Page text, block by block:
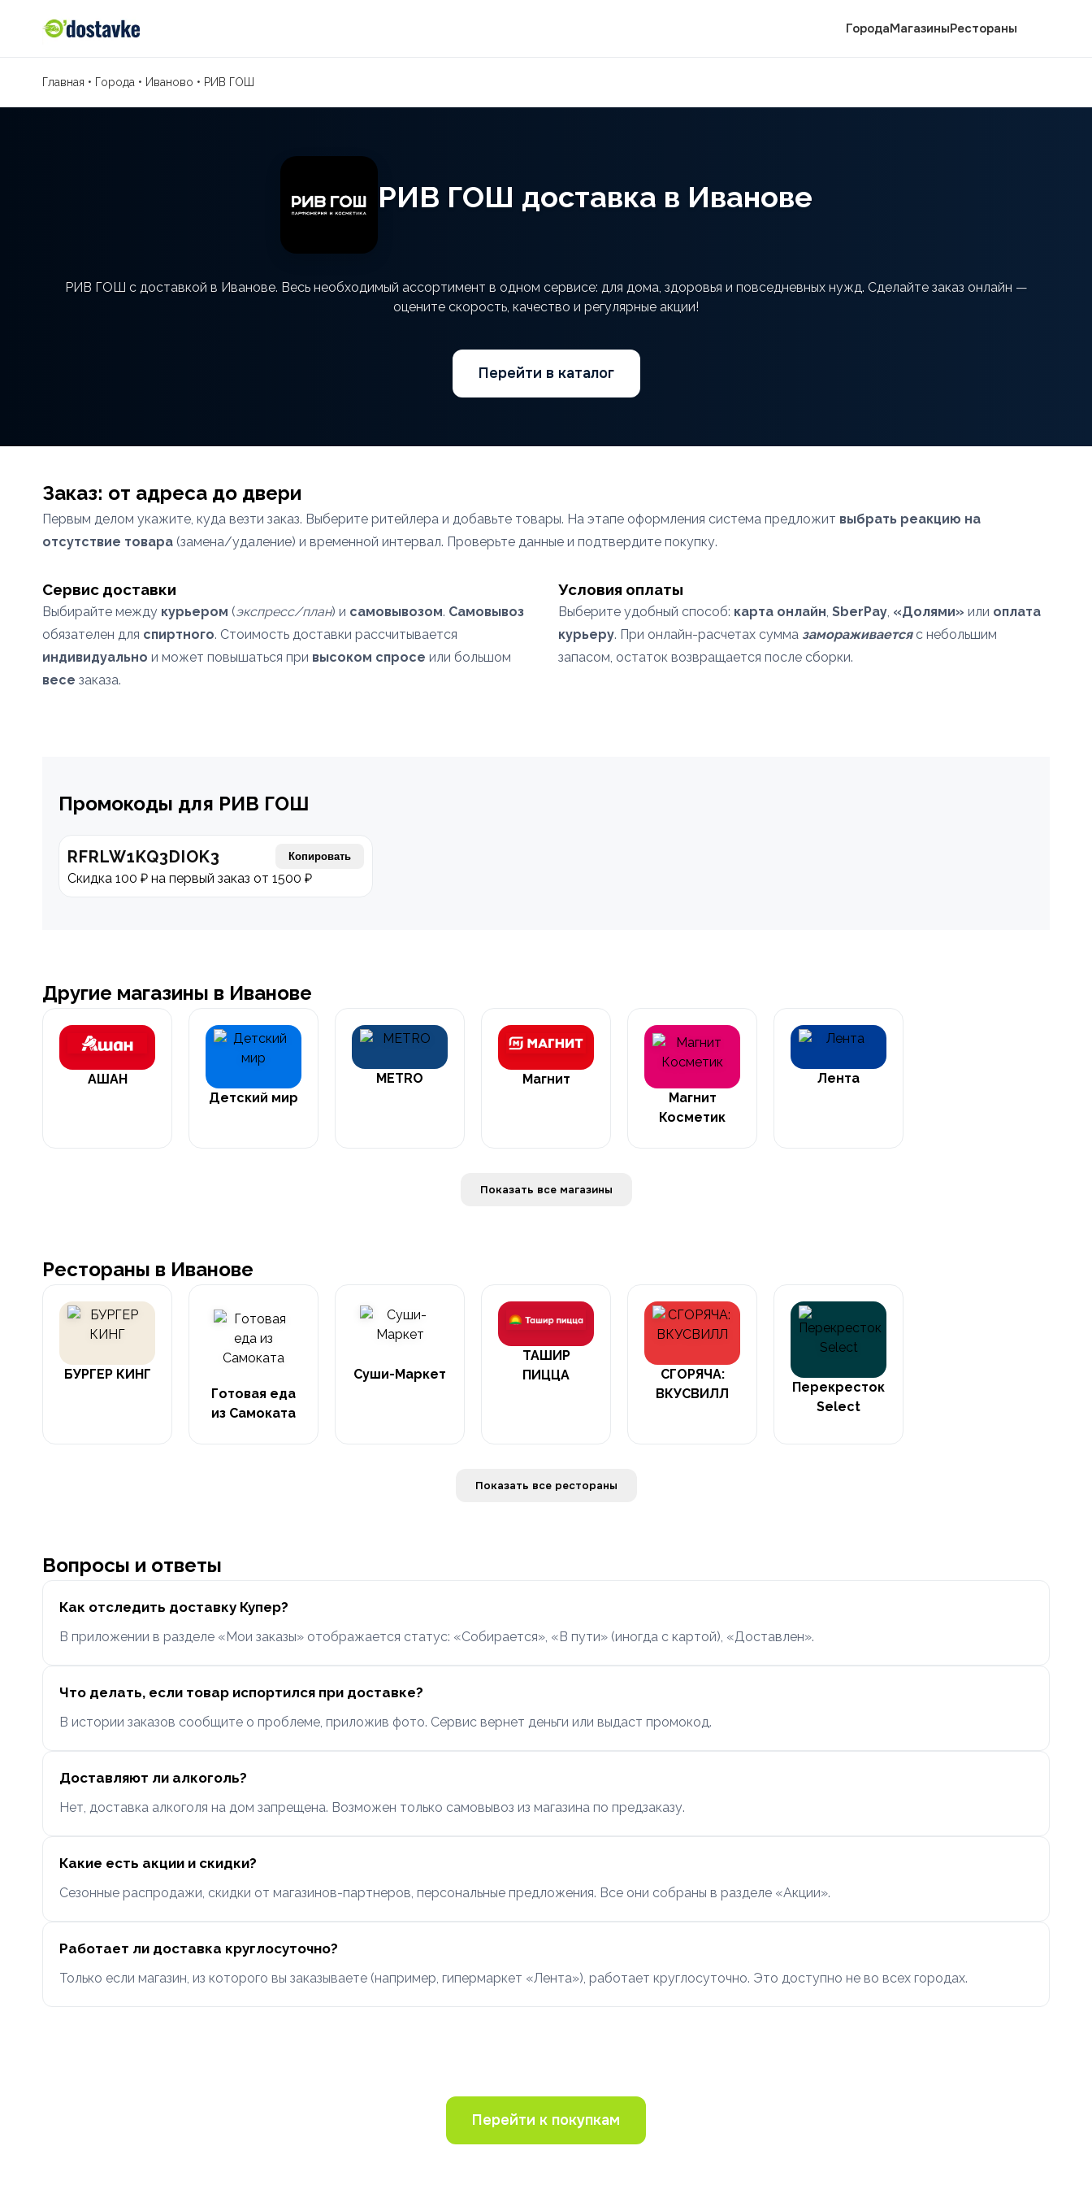
ГородаМагазиныРестораны
Главная • Города • Иваново • РИВ ГОШ
РИВ ГОШ доставка в Иванове
РИВ ГОШ с доставкой в Иванове. Весь необходимый ассортимент в одном сервисе: для дома, здоровья и повседневных нужд. Сделайте заказ онлайн —
оцените скорость, качество и регулярные акции!
Перейти в каталог
Заказ: от адреса до двери
Первым делом укажите, куда везти заказ. Выберите ритейлера и добавьте товары. На этапе оформления система предложит выбрать реакцию на
отсутствие товара (замена/удаление) и временной интервал. Проверьте данные и подтвердите покупку.
Сервис доставки
Выбирайте между курьером (экспресс/план) и самовывозом. Самовывоз
обязателен для спиртного. Стоимость доставки рассчитывается
индивидуально и может повышаться при высоком спросе или большом
весе заказа.
Условия оплаты
Выберите удобный способ: карта онлайн, SberPay, «Долями» или оплата
курьеру. При онлайн-расчетах сумма замораживаетсяс небольшим
запасом, остаток возвращается после сборки.
Промокоды для РИВ ГОШ
RFRLW1KQ3DIOK3 Копировать
Скидка 100 ₽ на первый заказ от 1500 ₽
Другие магазины в Иванове
АШАН
Детский мир
METRO
Магнит
Магнит
Косметик
Лента
Показать все магазины
Рестораны в Иванове
БУРГЕР КИНГ
Готовая еда
из Самоката
Суши-Маркет
ТАШИР
ПИЦЦА
СГОРЯЧА:
ВКУСВИЛЛ
Перекресток
Select
Показать все рестораны
Вопросы и ответы
Как отследить доставку Купер?
В приложении в разделе «Мои заказы» отображается статус: «Собирается», «В пути» (иногда с картой), «Доставлен».
Что делать, если товар испортился при доставке?
В истории заказов сообщите о проблеме, приложив фото. Сервис вернет деньги или выдаст промокод.
Доставляют ли алкоголь?
Нет, доставка алкоголя на дом запрещена. Возможен только самовывоз из магазина по предзаказу.
Какие есть акции и скидки?
Сезонные распродажи, скидки от магазинов-партнеров, персональные предложения. Все они собраны в разделе «Акции».
Работает ли доставка круглосуточно?
Только если магазин, из которого вы заказываете (например, гипермаркет «Лента»), работает круглосуточно. Это доступно не во всех городах.
Перейти к покупкам